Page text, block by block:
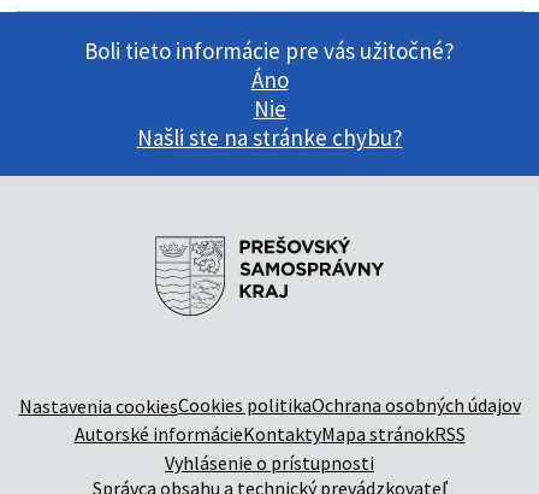
Boli tieto informácie pre vás užitočné?
Áno
Nie
Našli ste na stránke chybu?
Nastavenia cookiesCookies politikaOchrana osobných údajov
Autorské informácieKontaktyMapa stránokRSS
Vyhlásenie o prístupnosti
Správca obsahu a technický prevádzkovateľ